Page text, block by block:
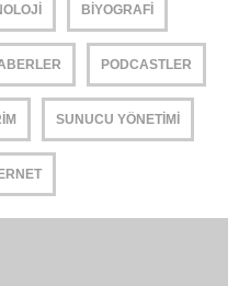
BIYOGRAFI
PODCASTLER
SUNUCU YÖNETIMI